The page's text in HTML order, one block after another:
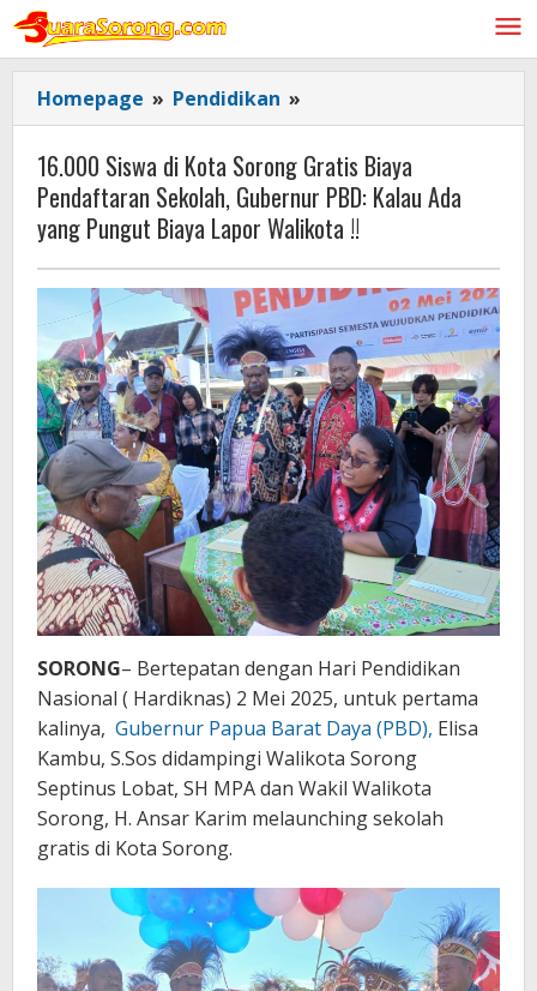
Lewati
konten
Homepage » Pendidikan »
Siswa
di
Kota
Sorong
Gratis
Biaya
Pendaftaran
Sekolah,
Gubernur
PBD:
Kalau
Ada
yang
Pungut
Biaya
Lapor
Walikota
!!
16.000 Siswa di Kota Sorong Gratis Biaya
Pendaftaran Sekolah, Gubernur PBD: Kalau Ada
yang Pungut Biaya Lapor Walikota !!
SORONG– Bertepatan dengan Hari Pendidikan
Nasional ( Hardiknas) 2 Mei 2025, untuk pertama
kalinya, Gubernur Papua Barat Daya (PBD), Elisa
Kambu, S.Sos didampingi Walikota Sorong
Septinus Lobat, SH MPA dan Wakil Walikota
Sorong, H. Ansar Karim melaunching sekolah
gratis di Kota Sorong.